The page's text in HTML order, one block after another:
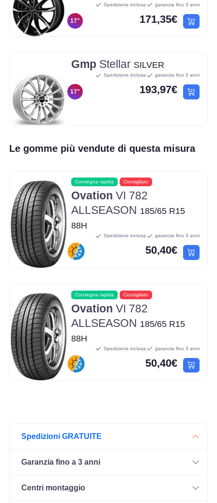
17"
Spedizione inclusa garanzia fino 3 anni
171,35€
Gmp Stellar SILVER
17"
Spedizione inclusa garanzia fino 3 anni
193,97€
Le gomme più vendute di questa misura
Consegna rapida Consigliato
Ovation VI 782
ALLSEASON 185/65 R15
88H
Spedizione inclusa garanzia fino 3 anni
50,40€
Consegna rapida Consigliato
Ovation VI 782
ALLSEASON 185/65 R15
88H
Spedizione inclusa garanzia fino 3 anni
50,40€
Spedizioni GRATUITE
Garanzia fino a 3 anni
Centri montaggio